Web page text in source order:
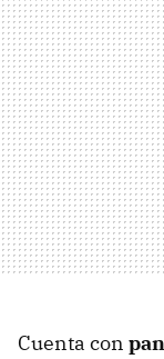
Cuenta con